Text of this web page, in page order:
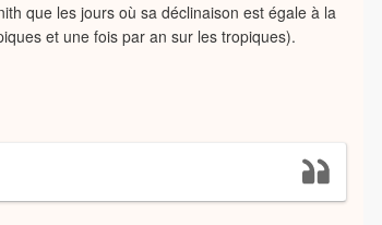
que les jours où sa déclinaison est égale à la
et une fois par an sur les tropiques).